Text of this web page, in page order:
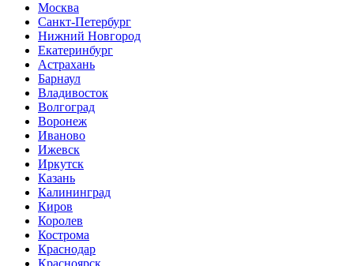
Москва
Санкт-Петербург
Нижний Новгород
Екатеринбург
Астрахань
Барнаул
Владивосток
Волгоград
Воронеж
Иваново
Ижевск
Иркутск
Казань
Калининград
Киров
Королев
Кострома
Краснодар
Красноярск